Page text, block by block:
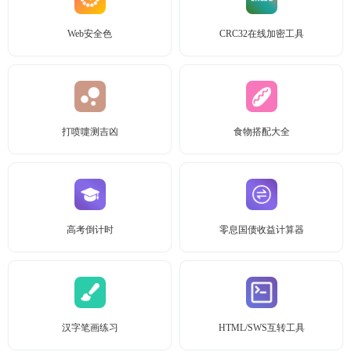
Web安全色 CRC32在线加密工具
打喷嚏测吉凶 食物搭配大全
高考倒计时 零息国债收益计算器
汉字笔画练习 HTML/SWS互转工具